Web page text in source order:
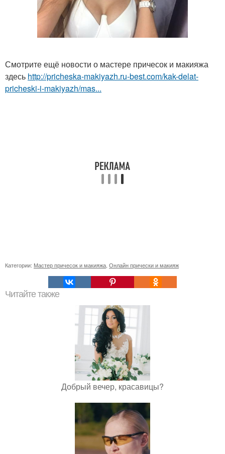
Смотрите ещё новости о мастере причесок и макияжа
здесь http://pricheska-makiyazh.ru-best.com/kak-delat-
pricheski-i-makiyazh/mas...
Категории: Мастер причесок и макияжа Онлайн прически и макияж
Читайте также
Добрый вечер, красавицы?